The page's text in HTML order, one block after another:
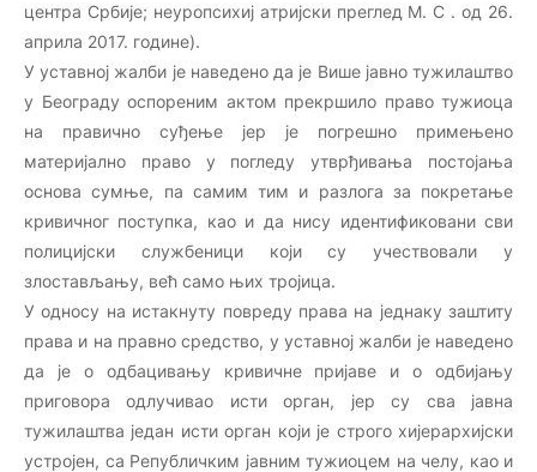
центра Србије; неуропсихиј aтријски преглед М. С . од 26.
априла 2017. године).
У уставној жалби је наведено да је Више јавно тужилаштво
у Београду оспореним актом прекршило право тужиоца
на правично суђење јер је погрешно примењено
материјално право у погледу утврђивања постојања
основа сумње, па самим тим и разлога за покретање
кривичног поступка, као и да нису идентификовани сви
полицијски службеници који су учествовали у
злостављању, већ само њих тројица.
У односу на истакнуту повреду права на једнаку заштиту
права и на правно средство, у уставној жалби је наведено
да је о одбацивању кривичне пријаве и о одбијању
приговора одлучивао исти орган, јер су сва јавна
тужилаштва један исти орган који је строго хијерархијски
устројен, са Републичким јавним тужиоцем на челу, као и